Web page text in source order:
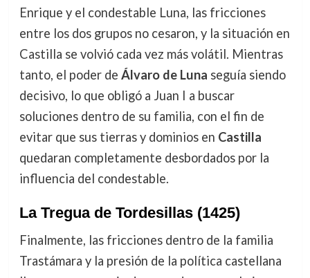
Enrique y el condestable Luna, las fricciones
entre los dos grupos no cesaron, y la situación en
Castilla se volvió cada vez más volátil. Mientras
tanto, el poder de Álvaro de Luna seguía siendo
decisivo, lo que obligó a Juan I a buscar
soluciones dentro de su familia, con el fin de
evitar que sus tierras y dominios en Castilla
quedaran completamente desbordados por la
influencia del condestable.
La Tregua de Tordesillas (1425)
Finalmente, las fricciones dentro de la familia
Trastámara y la presión de la política castellana